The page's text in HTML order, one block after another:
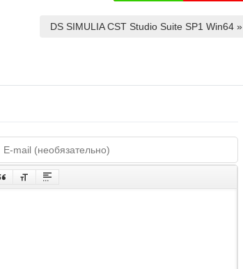
DS SIMULIA CST Studio Suite SP1 Win64 »